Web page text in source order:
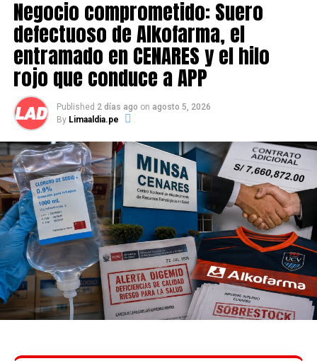
Source link
Comparte esto:
RELATED TOPICS:
UP NEXT
Lanzan iniciativa “Pueblos con Encanto” en el Cusco
DON'T MISS
Derrumbe en cerro deja varias casas dañadas en Villa
María
Negocio comprometido: Suero
defectuoso de Alkofarma, el
entramado en CENARES y el hilo
rojo que conduce a APP
Published 2 días ago on agosto 5, 2026
By Limaaldia.pe